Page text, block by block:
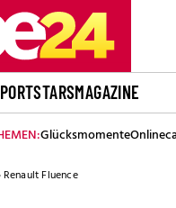
STARSMAGAZINE
Glücksmomente
Renault Fluence